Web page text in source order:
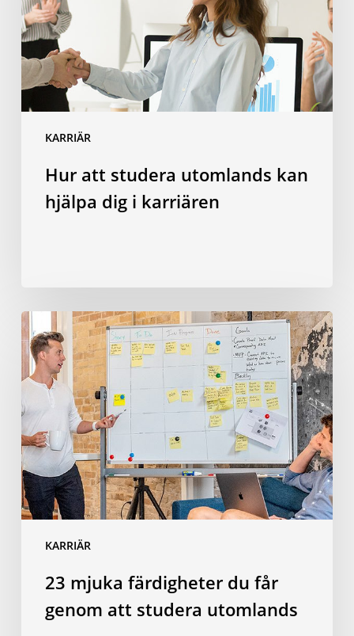
KARRIÄR
hjälpa
dig
i
karriären
Hur att studera utomlands kan
hjälpa dig i karriären
KARRIÄR
23
mjuka
färdigheter
du
får
att
studera
utomlands
23 mjuka färdigheter du får
genom att studera utomlands